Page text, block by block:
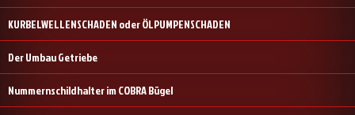
KURBELWELLENSCHADEN oder ÖLPUMPENSCHADEN
Der Umbau Getriebe
Nummernschildhalter im COBRA Bügel